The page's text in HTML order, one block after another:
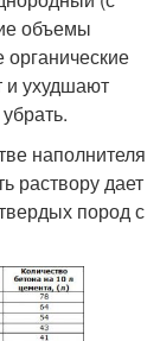
объемы
и ухудшают
наполнителя
раствору дает
пород с